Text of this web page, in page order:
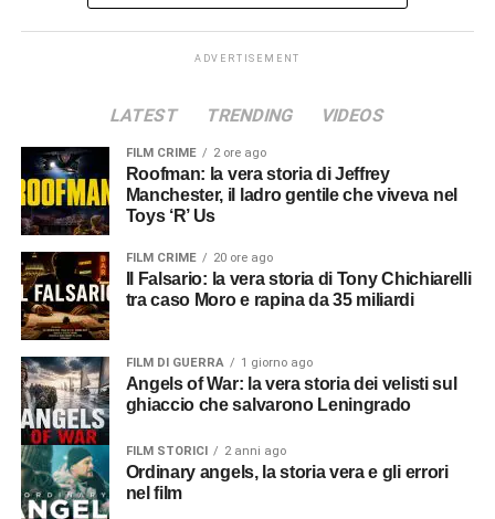
ADVERTISEMENT
LATEST TRENDING VIDEOS
FILM CRIME 2 ore ago
Roofman: la vera storia di Jeffrey
Manchester, il ladro gentile che viveva nel
Toys ‘R’ Us
FILM CRIME 20 ore ago
tra caso Moro e rapina da 35 miliardi
FILM DI GUERRA 1 giorno ago
Angels of War: la vera storia dei velisti sul
ghiaccio che salvarono Leningrado
FILM STORICI 2 anni ago
Ordinary angels, la storia vera e gli errori
nel film